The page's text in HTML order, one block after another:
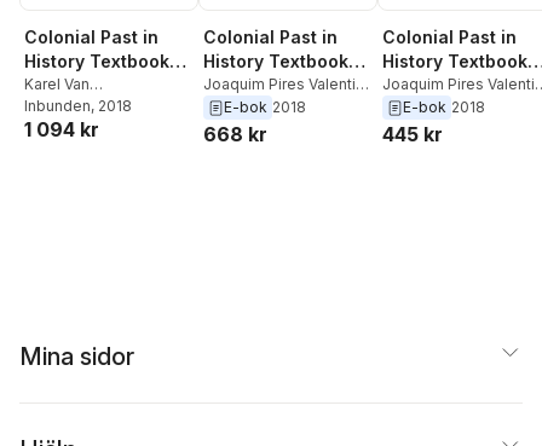
Colonial Past in
History Textbooks -
Historical and
Social
Psychological
Karel Van
Nieuwenhuyse
Joaquim Pires Valentim
Inbunden, 2018
1 094 kr
Colonial Past in
History Textbooks -
Historical and
Social
Psychological
Joaquim Pires Valentim
Karel Van
Nieuwenhuyse
E-bok 2018
668 kr
Colonial Past in
History Textbooks
Historical and
Social
Psychological
Joaquim Pires
Karel Van
Nieuwenhuyse
E-bok 2018
445 kr
Mina sidor